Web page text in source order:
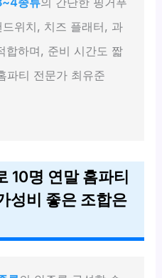
위치, 치즈 플래터, 과
합하며, 준비 시간도 짧
파티 전문가 최유준
10명 연말 홈파티
성비 좋은 조합은